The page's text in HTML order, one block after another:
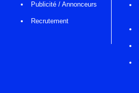
Publicité / Annonceurs
Recrutement